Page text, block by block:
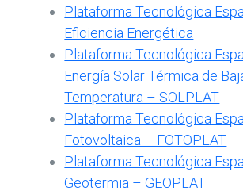
Plataforma Tecnológica
Eficiencia Energética
Plataforma Tecnológica
Energía Solar Térmica de
Temperatura – SOLPLAT
Plataforma Tecnológica
Fotovoltaica – FOTOPLAT
Plataforma Tecnológica
Geotermia – GEOPLAT